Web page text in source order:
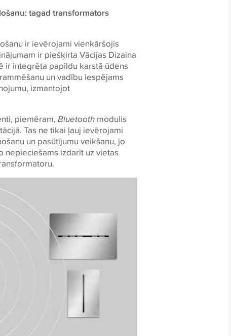
tagad transformators
ir ievērojami vienkāršojis
ir piešķirta Vācijas Dizaina
ir integrēta papildu karstā ūdens
un vadību iespējams
izmantojot
piemēram, Bluetooth modulis
Tas ne tikai ļauj ievērojami
un pasūtījumu veikšanu, jo
nepieciešams izdarīt uz vietas